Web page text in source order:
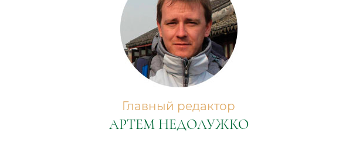
Главный редактор
АРТЕМ НЕДОЛУЖКО